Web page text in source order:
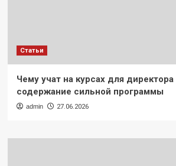
Статьи
Чему учат на курсах для
содержание сильной программы
admin 27.06.2026